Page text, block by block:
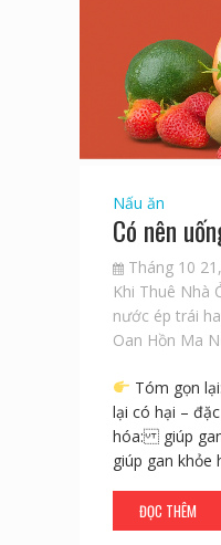
Nấu ăn
Có nên
Tháng 10
Khi Thuê Nhà
nước ép trái
Oan Hồn Ma
Tóm gọn
lại có hại –
hóa: giúp gan
giúp gan
ĐỌC THÊM